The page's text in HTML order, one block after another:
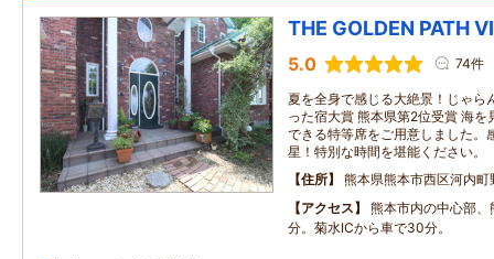
THE GOLDEN PATH
5.0 74件
夏を全身で感じる大絶景！じゃ
った宿大賞 熊本県第2位受賞 海
できる特等席をご用意しました。
星！特別な時間を堪能ください。
住所
熊本県熊本市西区河内町
アクセス
熊本市内の中心部
分。菊水ICから車で30分。